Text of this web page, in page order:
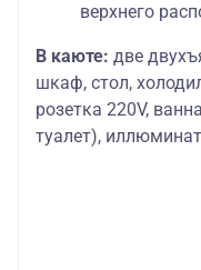
верхнего
В каюте: две
шкаф, стол,
розетка 220V,
туалет),